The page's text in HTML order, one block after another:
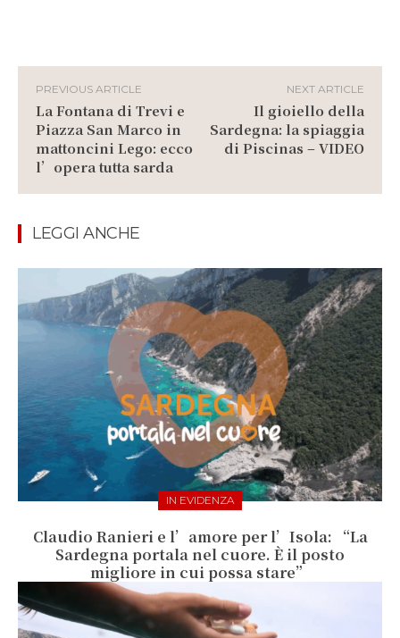
PREVIOUS ARTICLE
La Fontana di Trevi e
Piazza San Marco in
mattoncini Lego: ecco
l’opera tutta sarda
NEXT ARTICLE
Il gioiello della
Sardegna: la spiaggia
di Piscinas – VIDEO
LEGGI ANCHE
IN EVIDENZA
Claudio Ranieri e l’amore per l’Isola: “La
Sardegna portala nel cuore. È il posto
migliore in cui possa stare”